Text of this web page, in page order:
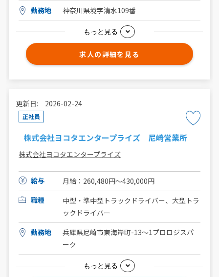
勤務地
神奈川県境字清水109番
もっと見る
求人の詳細を見る
更新日: 2026-02-24
正社員
株式会社ヨコタエンタープライズ 尼崎営業所
株式会社ヨコタエンタープライズ
給与
月給：260,480円〜430,000円
職種
中型・準中型トラックドライバー、大型トラ
ックドライバー
勤務地
兵庫県尼崎市東海岸町-13〜1プロロジスパ
ーク
もっと見る